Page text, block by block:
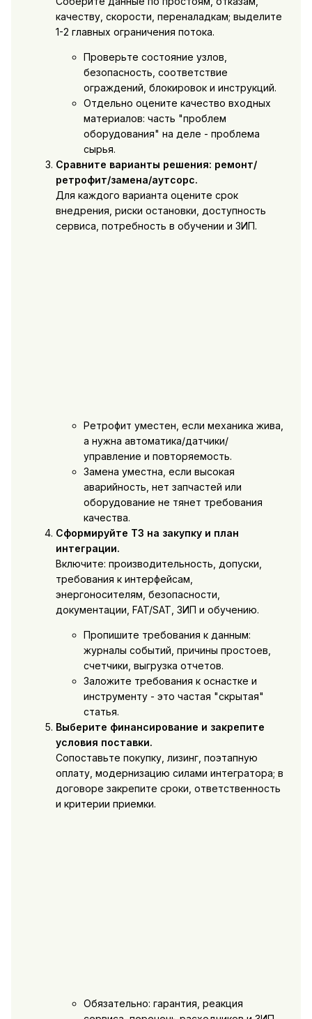
качеству, скорости, переналадкам; выделите
1-2 главных ограничения потока.
Проверьте состояние узлов,
безопасность, соответствие
ограждений, блокировок и инструкций.
Отдельно оцените качество входных
материалов: часть "проблем
оборудования" на деле - проблема
сырья.
Сравните варианты решения: ремонт/
ретрофит/замена/аутсорс.
Для каждого варианта оцените срок
внедрения, риски остановки, доступность
сервиса, потребность в обучении и ЗИП.
Ретрофит уместен, если механика жива,
а нужна автоматика/датчики/
управление и повторяемость.
Замена уместна, если высокая
аварийность, нет запчастей или
оборудование не тянет требования
качества.
Сформируйте ТЗ на закупку и план
интеграции.
Включите: производительность, допуски,
требования к интерфейсам,
энергоносителям, безопасности,
документации, FAT/SAT, ЗИП и обучению.
Пропишите требования к данным:
журналы событий, причины простоев,
счетчики, выгрузка отчетов.
Заложите требования к оснастке и
инструменту - это частая "скрытая"
статья.
Выберите финансирование и закрепите
условия поставки.
Сопоставьте покупку, лизинг, поэтапную
оплату, модернизацию силами интегратора; в
договоре закрепите сроки, ответственность
и критерии приемки.
Обязательно: гарантия, реакция